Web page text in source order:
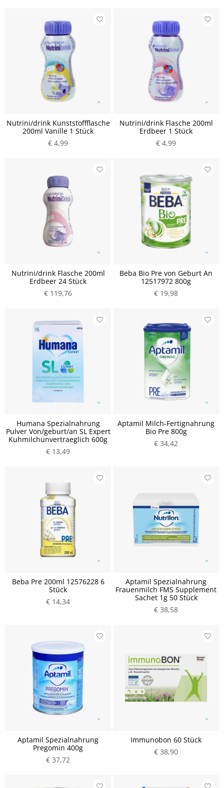
Nutrini/drink Kunststoffflasche
200ml Vanille 1 Stück
€ 4,99
Nutrini/drink Flasche 200ml
Erdbeer 1 Stück
€ 4,99
Nutrini/drink Flasche 200ml
Erdbeer 24 Stück
€ 119,76
Beba Bio Pre von Geburt An
12517972 800g
€ 19,98
Humana Spezialnahrung
Pulver Von/geburt/an SL Expert
Kuhmilchunvertraeglich 600g
€ 13,49
Aptamil Milch-Fertignahrung
Bio Pre 800g
€ 34,42
Beba Pre 200ml 12576228 6
Stück
€ 14,34
Aptamil Spezialnahrung
Frauenmilch FMS Supplement
Sachet 1g 50 Stück
€ 38,58
Aptamil Spezialnahrung
Pregomin 400g
€ 37,72
Immunobon 60 Stück
€ 38,90